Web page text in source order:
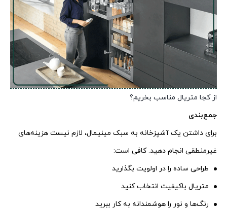
از کجا متریال مناسب بخریم؟
جمع‌بندی
برای داشتن یک آشپزخانه به سبک مینیمال، لازم نیست هزینه‌های
غیرمنطقی انجام دهید. کافی است:
طراحی ساده را در اولویت بگذارید
متریال باکیفیت انتخاب کنید
رنگ‌ها و نور را هوشمندانه به کار ببرید